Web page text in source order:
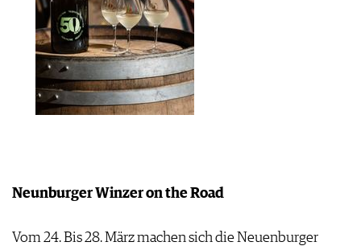
Neunburger Winzer on the Road
Vom 24. Bis 28. März machen sich die Neuenburger